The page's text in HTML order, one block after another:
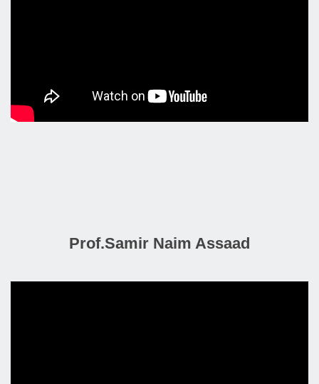
Prof.Samir Naim Assaad